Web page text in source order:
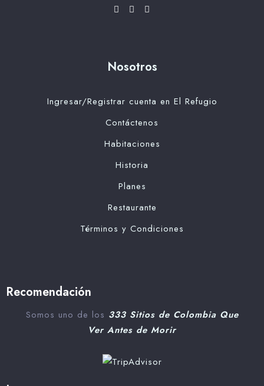
Nosotros
Ingresar/Registrar cuenta en El Refugio
Contáctenos
Habitaciones
Historia
Planes
Restaurante
Términos y Condiciones
Recomendación
Somos uno de los 333 Sitios de Colombia Que
Ver Antes de Morir